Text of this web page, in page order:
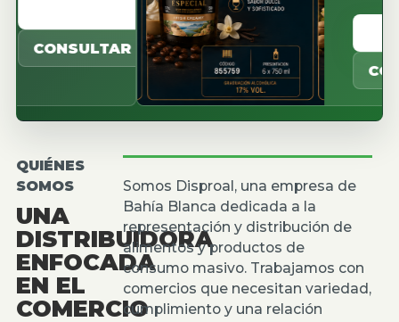
VER
QUIÉNES
SOMOS
UNA
DISTRIBUIDORA
ENFOCADA
EN EL
COMERCIO
Somos Disproal, una empresa de
Bahía Blanca dedicada a la
representación y distribución de
alimentos y productos de
consumo masivo. Trabajamos con
comercios que necesitan variedad,
cumplimiento y una relación